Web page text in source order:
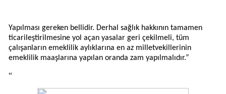
Yapılması gereken bellidir. Derhal sağlık hakkının tamamen
ticarileştirilmesine yol açan yasalar geri çekilmeli, tüm
çalışanların emeklilik aylıklarına en az milletvekillerinin
emeklilik maaşlarına yapılan oranda zam yapılmalıdır.”
“